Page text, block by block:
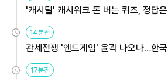
'캐시딜' 캐시워크 돈 버는 퀴즈, 정답
14분전
관세전쟁 '엔드게임' 윤곽 나오나…한
17분전